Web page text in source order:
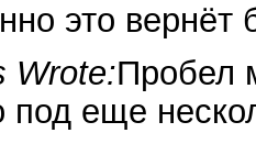
это
Wrote:Пробел
под еще